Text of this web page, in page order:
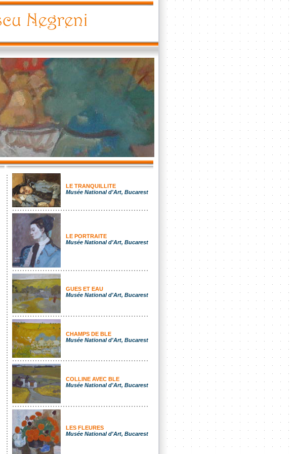
LE TRANQUILLITE
Musée National d'Art, Bucarest
LE PORTRAITE
Musée National d'Art, Bucarest
GUES ET EAU
Musée National d'Art, Bucarest
CHAMPS DE BLE
Musée National d'Art, Bucarest
COLLINE AVEC BLE
Musée National d'Art, Bucarest
LES FLEURES
Musée National d'Art, Bucarest